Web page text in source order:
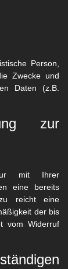
Person,
Zwecke und
Daten (z.B.
zur
nur mit Ihrer
eine bereits
reicht eine
der bis
vom Widerruf